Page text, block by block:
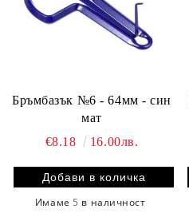
Бръмбазък №6 - 64мм - син
мат
€8.18
16.00лв.
Имаме 5 в наличност